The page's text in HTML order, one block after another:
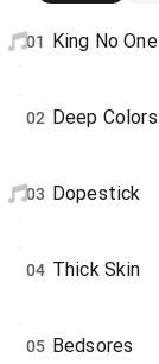
01 King No One
02 Deep
03 Dopestick
04 Thick Skin
05 Bedsores